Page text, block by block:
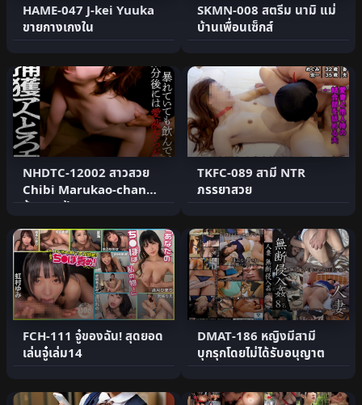
HAME-047 J-kei Yuuka
ขายกางเกงใน
SKMN-008 สตรีม นามิ แม่
บ้านเพื่อนเซ็กส์
NHDTC-12002 สาวสวย
Chibi Marukao-chan
ส้วม 3 เป้า
TKFC-089 สามี NTR
ภรรยาสวย
FCH-111 จู๋ของฉัน! สุดยอด
เล่นจู๋เล่ม14
DMAT-186 หญิงมีสามี
บุกรุกโดยไม่ได้รับอนุญาต